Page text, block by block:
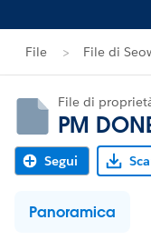
File File di
File di
PM
Segui
Panoramica